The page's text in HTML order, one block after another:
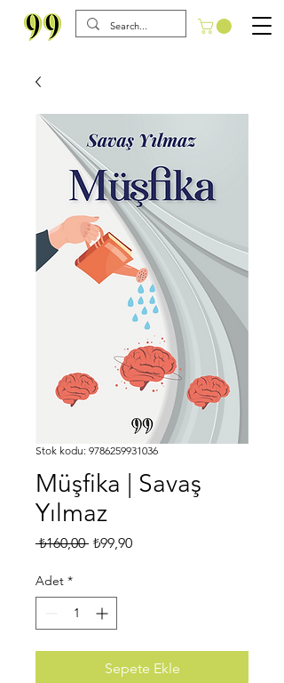
Stok kodu: 9786259931036
Müşfika | Savaş
Yılmaz
₺160,00 Normal
₺99,90İndirimli
Adet *
Sepete Ekle